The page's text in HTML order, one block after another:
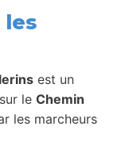
est un
le Chemin
les marcheurs